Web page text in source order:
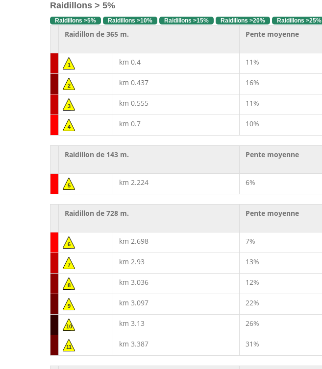
Raidillons > 5%
Raidillons >5% Raidillons >10% Raidillons >15% Raidillons >20% Raidillons >25%
Raidillon de 365 m. Pente moyenne
1 km 0.4 11%
2 km 0.437 16%
3 km 0.555 11%
4 km 0.7 10%
Raidillon de 143 m. Pente moyenne
5 km 2.224 6%
Raidillon de 728 m. Pente moyenne
6 km 2.698 7%
7 km 2.93 13%
8 km 3.036 12%
9 km 3.097 22%
10 km 3.13 26%
11 km 3.387 31%